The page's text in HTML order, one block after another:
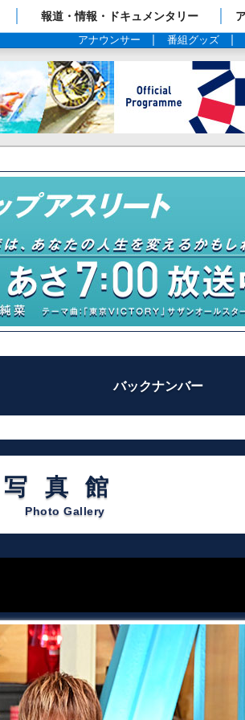
報道・情報・ドキュメンタリー
アナウンサー 番組グッズ
バックナンバー
写真館
Photo Gallery